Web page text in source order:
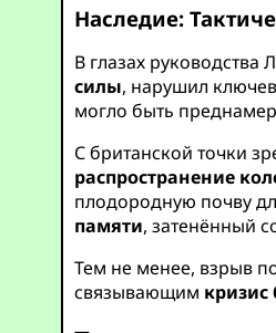
Наследие:
В глазах руководства
силы, нарушил
могло быть
С британской точки
распространение
плодородную почву
памяти, затенённый
Тем не менее, взрыв
связывающим кризис